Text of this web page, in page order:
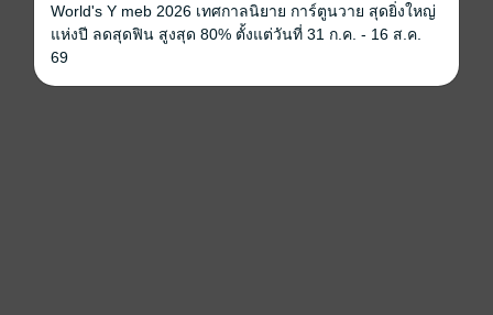
World's Y meb 2026 เทศกาลนิยาย การ์ตูนวาย สุดยิ่งใหญ่
แห่งปี ลดสุดฟิน สูงสุด 80% ตั้งแต่วันที่ 31 ก.ค. - 16 ส.ค.
69